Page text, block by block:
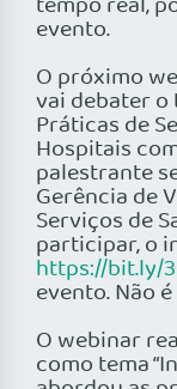
evento.
O próximo
vai debater o
Práticas de
Hospitais
palestrante
Gerência de
Serviços de
participar, o
https://bit.ly/
evento. Não
O webinar
como tema